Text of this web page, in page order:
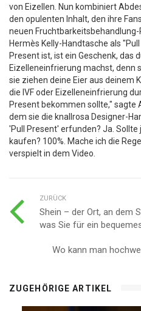
von Eizellen. Nun kombiniert
den opulenten Inhalt, den ihre
neuen
Hermès Kelly-Handtasche als
Present ist, ist ein Geschenk, das
Eizelleneinfrierung machst, denn
sie ziehen deine Eier aus deinem
die IVF oder Eizelleneinfrierung
Present bekommen sollte," sagte
dem sie die knallrosa Designer-
'Pull Present' erfunden? Ja. Sollte
kaufen? 100%. Mache ich die
verspielt in dem Video.
ZURÜCK
Shein – der Ort, an dem
was Sie für ein
Wo kann man
ZUGEHÖRIGE ARTIKEL